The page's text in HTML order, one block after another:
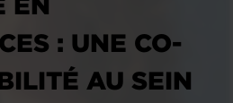
: UNE CO-
AU SEIN